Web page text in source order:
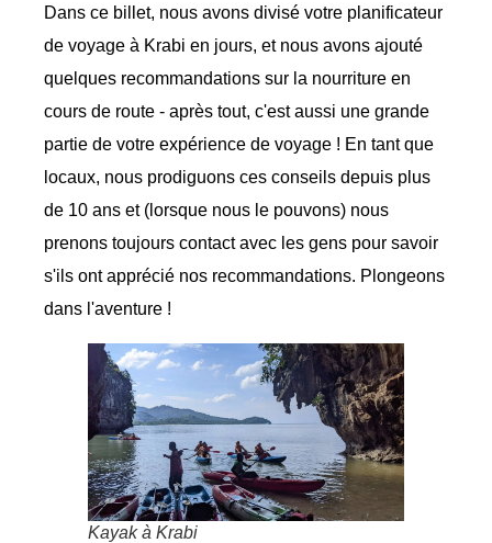
Dans ce billet, nous avons divisé votre planificateur
de voyage à Krabi en jours, et nous avons ajouté
quelques recommandations sur la nourriture en
cours de route - après tout, c'est aussi une grande
partie de votre expérience de voyage ! En tant que
locaux, nous prodiguons ces conseils depuis plus
de 10 ans et (lorsque nous le pouvons) nous
prenons toujours contact avec les gens pour savoir
s'ils ont apprécié nos recommandations. Plongeons
dans l'aventure !
Kayak à Krabi